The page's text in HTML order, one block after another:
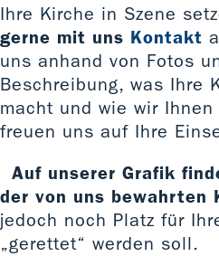
Ihre Kirche in Szene
gerne mit uns Kontakt
uns anhand von Fotos
Beschreibung, was Ihre
macht und wie wir
freuen uns auf Ihre
Auf unserer Grafik
der von uns bewahrten
jedoch noch Platz für
„gerettet“ werden soll.